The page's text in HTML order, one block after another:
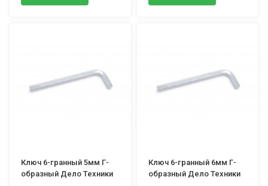
Ключ 6-гранный 5мм Г-
образный Дело Техники
Ключ 6-гранный 6мм Г-
образный Дело Техники